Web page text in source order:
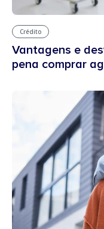
Crédito
Vantagens e
pena comprar